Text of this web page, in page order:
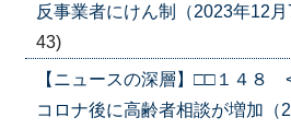
反事業者にけん制（2023年12
43)
【ニュースの深層】□□１４
コロナ後に高齢者相談が増加（